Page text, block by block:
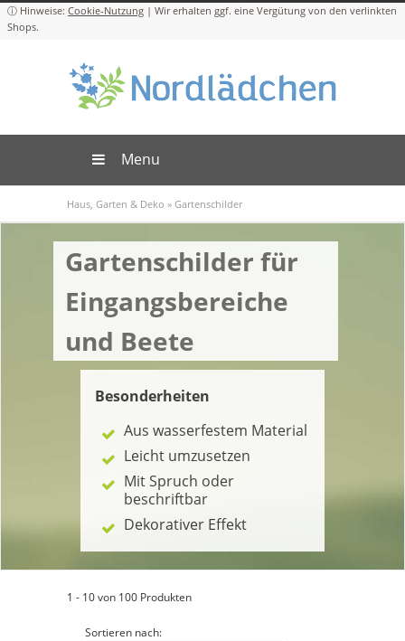
Cookie-Nutzung
Menu
Haus, Garten & Deko » Gartenschilder
Gartenschilder für
Eingangsbereiche
und Beete
Besonderheiten
Aus wasserfestem Material
Leicht umzusetzen
Mit Spruch oder
beschriftbar
Dekorativer Effekt
1 - 10 von 100 Produkten
Sortieren nach: